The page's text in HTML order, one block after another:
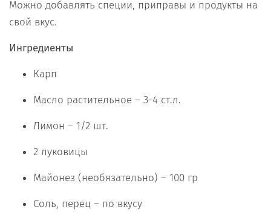
Можно добавлять специи, приправы и продукты на
свой вкус.
Ингредиенты
Карп
Масло растительное – 3-4 ст.л.
Лимон – 1/2 шт.
2 луковицы
Майонез (необязательно) – 100 гр
Соль, перец – по вкусу